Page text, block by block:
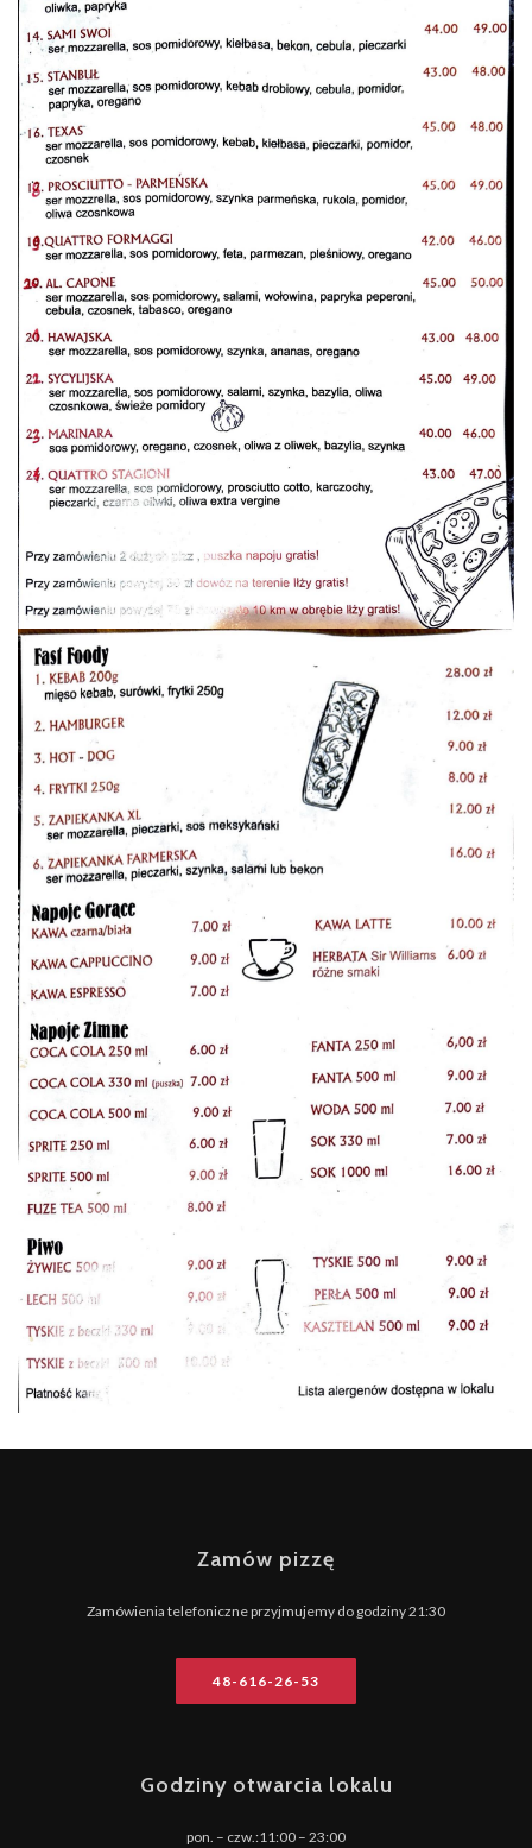
Zamów pizzę
Zamówienia telefoniczne przyjmujemy do godziny 21:30
48-616-26-53
Godziny otwarcia lokalu
pon. – czw.:11:00 – 23:00